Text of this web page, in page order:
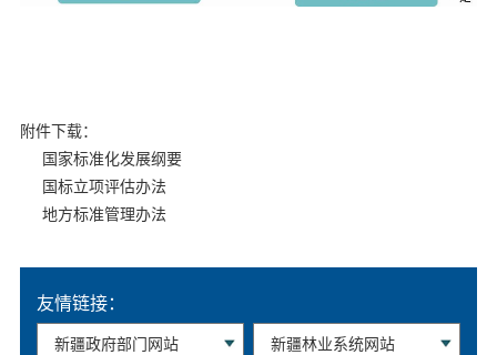
附件下载：
国家标准化发展纲要
国标立项评估办法
地方标准管理办法
友情链接：